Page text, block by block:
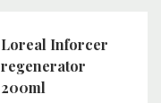
Loreal Inforcer
regenerator
200ml